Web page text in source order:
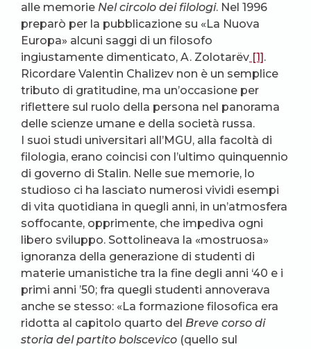
alle memorie Nel circolo dei filologi. Nel 1996
preparò per la pubblicazione su «La Nuova
Europa» alcuni saggi di un filosofo
ingiustamente dimenticato, A. Zolotarëv [1].
Ricordare Valentin Chalizev non è un semplice
tributo di gratitudine, ma un’occasione per
riflettere sul ruolo della persona nel panorama
delle scienze umane e della società russa.
I suoi studi universitari all’MGU, alla facoltà di
filologia, erano coincisi con l’ultimo quinquennio
di governo di Stalin. Nelle sue memorie, lo
studioso ci ha lasciato numerosi vividi esempi
di vita quotidiana in quegli anni, in un’atmosfera
soffocante, opprimente, che impediva ogni
libero sviluppo. Sottolineava la «mostruosa»
ignoranza della generazione di studenti di
materie umanistiche tra la fine degli anni ‘40 e i
primi anni ’50; fra quegli studenti annoverava
anche se stesso: «La formazione filosofica era
ridotta al capitolo quarto del Breve corso di
storia del partito bolscevico (quello sul